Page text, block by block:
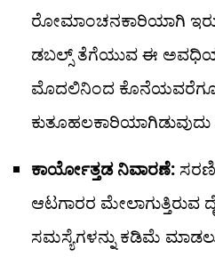
ರೋಮಾಂಚನಕಾರಿಯಾಗಿ
ಡಬಲ್ಸ್ ತೆಗೆಯುವ ಈ
ಮೊದಲಿನಿಂದ
ಕಾರ್ಯೋತ್ತಡ ನಿವಾರಣೆ:
ಆಟಗಾರರ ಮೇಲಾಗುತ್ತಿರುವ
ಸಮಸ್ಯೆಗಳನ್ನು ಕಡಿಮೆ